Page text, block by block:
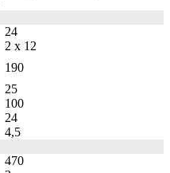
24
2 x 12
190
25
100
24
4,5
470